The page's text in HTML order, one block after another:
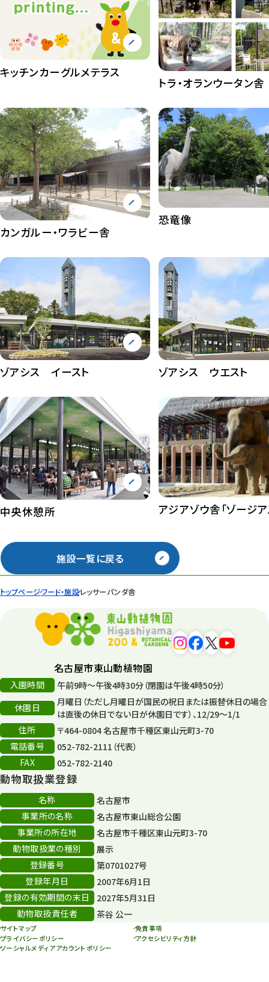
トップページフード・施設レッサーパンダ舎
キッチンカーグルメテラス
トラ・オランウータン舎
カンガルー・ワラビー舎
恐竜像
ゾアシス イースト ゾアシス ウエスト
中央休憩所 アジアゾウ舎「ゾージア
施設一覧に戻る
名古屋市東山動植物園
入園時間
午前9時～午後4時30分（閉園は午後4時50分）
休園日
月曜日（ただし月曜日が国民の祝日または振替休日の場合
は直後の休日でない日が休園日です）、12/29～1/1
住所
〒464-0804 名古屋市千種区東山元町3-70
電話番号
052-782-2111（代表）
FAX
052-782-2140
動物取扱業登録
名称
名古屋市
事業所の名称
名古屋市東山総合公園
事業所の所在地
名古屋市千種区東山元町3-70
動物取扱業の種別
展示
登録番号
第0701027号
登録年月日
2007年6月1日
登録の有効期間の末日
2027年5月31日
動物取扱責任者
茶谷 公一
サイトマップ
免責事項
プライバシーポリシー
アクセシビリティ方針
ソーシャルメディアアカウントポリシー